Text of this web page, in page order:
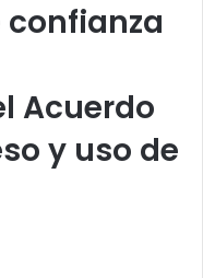
confianza
Acuerdo
y uso de